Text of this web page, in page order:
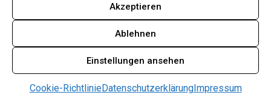
Akzeptieren
Ablehnen
Einstellungen ansehen
Cookie-RichtlinieDatenschutzerklärungImpressum
© TV Witzhelden 1884 e. V. | 2025, Gestaltung &
Konzept markoon GmbH